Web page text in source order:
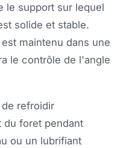
le support sur lequel
solide et stable.
maintenu dans une
le contrôle de l'angle
refroidir
du foret pendant
ou un lubrifiant